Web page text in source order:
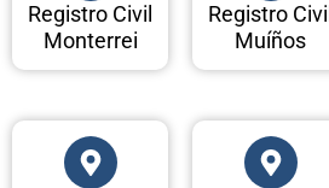
Registro Civil
Monterrei
Registro Civil
Muíños